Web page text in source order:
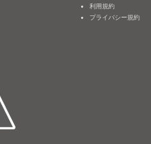
武勇 純米 兵庫県東条産
特A山田錦 生酒 [BY26]
霧
利用規約
プライバシー規約